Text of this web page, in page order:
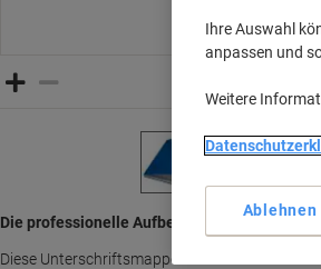
Die professionelle Aufbewahrung für Ihre
Diese Unterschriftsmappe bestehend aus 10
Ihre Auswahl
anpassen und
Weitere
Ablehnen